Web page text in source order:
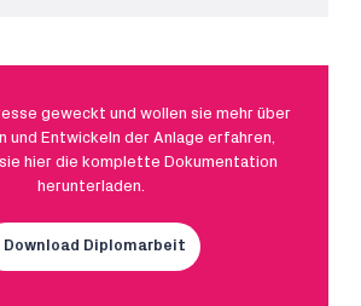
geweckt und wollen sie mehr über
und Entwickeln der Anlage erfahren,
hier die komplette Dokumentation
herunterladen.
Download Diplomarbeit